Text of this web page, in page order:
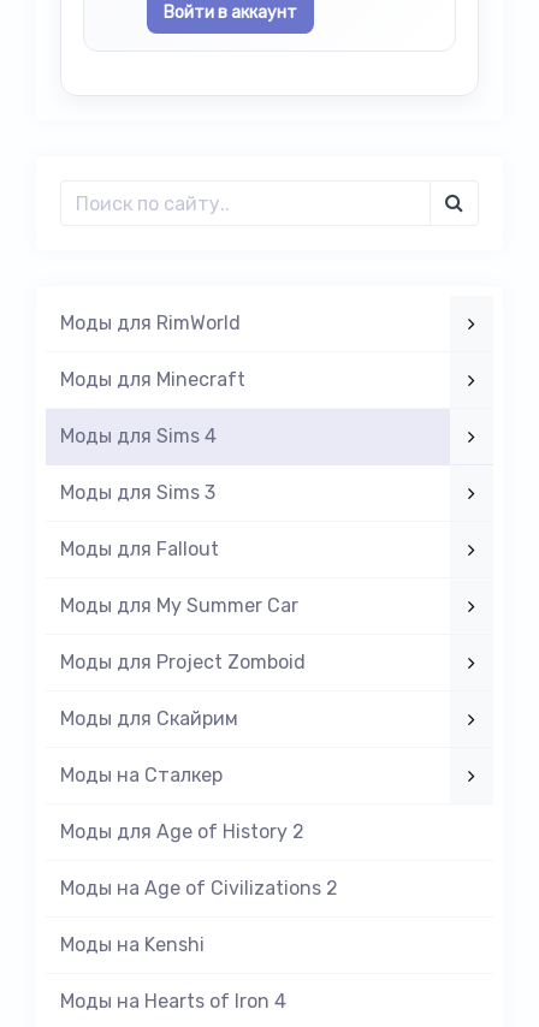
Войти в аккаунт
Моды для RimWorld
Моды для Minecraft
Моды для Sims 4
Моды для Sims 3
Моды для Fallout
Моды для My Summer Car
Моды для Project Zomboid
Моды для Скайрим
Моды на Cталкер
Моды для Age of History 2
Моды на Age of Civilizations 2
Моды на Kenshi
Моды на Hearts of Iron 4